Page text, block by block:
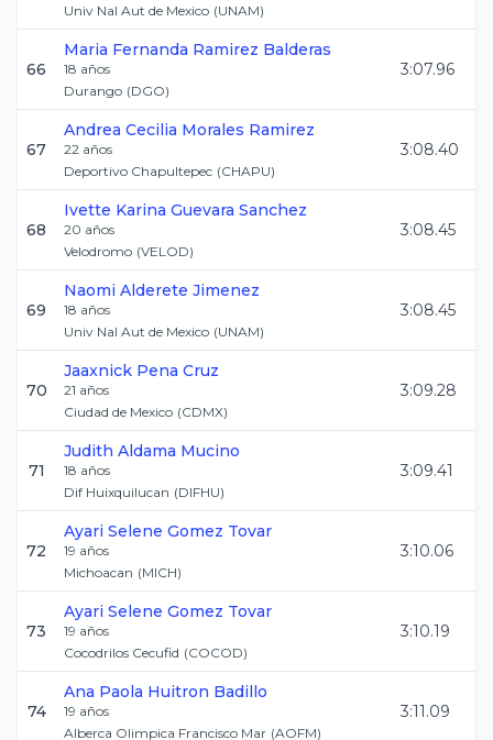
Univ Nal Aut de Mexico (UNAM)
66
Maria Fernanda Ramirez Balderas
18 años
Durango (DGO)
3:07.96
67
Andrea Cecilia Morales Ramirez
22 años
Deportivo Chapultepec (CHAPU)
3:08.40
68
Ivette Karina Guevara Sanchez
20 años
Velodromo (VELOD)
3:08.45
69
Naomi Alderete Jimenez
18 años
Univ Nal Aut de Mexico (UNAM)
3:08.45
70
Jaaxnick Pena Cruz
21 años
Ciudad de Mexico (CDMX)
3:09.28
71
Judith Aldama Mucino
18 años
Dif Huixquilucan (DIFHU)
3:09.41
72
Ayari Selene Gomez Tovar
19 años
Michoacan (MICH)
3:10.06
73
Ayari Selene Gomez Tovar
19 años
Cocodrilos Cecufid (COCOD)
3:10.19
74
Ana Paola Huitron Badillo
19 años
Alberca Olimpica Francisco Mar (AOFM)
3:11.09